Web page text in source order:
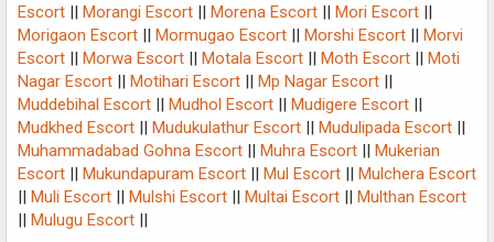
Escort || Morangi Escort || Morena Escort || Mori Escort ||
Morigaon Escort || Mormugao Escort || Morshi Escort || Morvi
Escort || Morwa Escort || Motala Escort || Moth Escort || Moti
Nagar Escort || Motihari Escort || Mp Nagar Escort ||
Muddebihal Escort || Mudhol Escort || Mudigere Escort ||
Mudkhed Escort || Mudukulathur Escort || Mudulipada Escort ||
Muhammadabad Gohna Escort || Muhra Escort || Mukerian
Escort || Mukundapuram Escort || Mul Escort || Mulchera Escort
|| Muli Escort || Mulshi Escort || Multai Escort || Multhan Escort
|| Mulugu Escort ||